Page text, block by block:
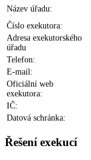
Název úřadu:
Číslo exekutora:
Adresa exekutorského
úřadu
Telefon:
E-mail:
Oficiální web
exekutora:
IČ:
Datová schránka:
Řešení exekucí